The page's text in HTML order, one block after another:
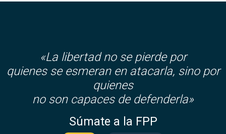
«La libertad no se pierde por
quienes se esmeran en atacarla, sino por
quienes
no son capaces de defenderla»
Súmate a la FPP